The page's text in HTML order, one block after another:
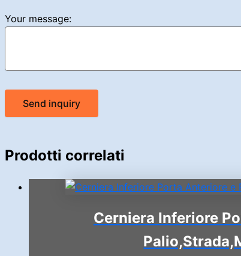
Your message:
Send inquiry
Prodotti correlati
Cerniera Inferiore